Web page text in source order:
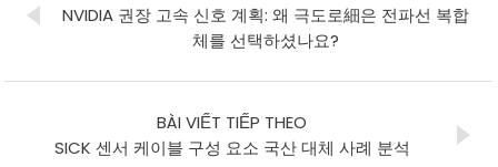
NVIDIA 권장 고속 신호 계획: 왜 극도로細은 전파선 복합
체를 선택하셨나요?
BÀI VIẾT TIẾP THEO
SICK 센서 케이블 구성 요소 국산 대체 사례 분석